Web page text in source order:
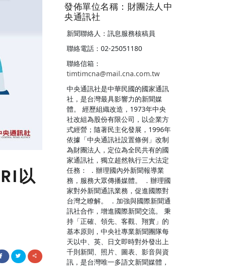
以
發佈單位名稱：財團法人中
央通訊社
新聞聯絡人：訊息服務核稿員
聯絡電話：02-25051180
聯絡信箱：
timtimcna@mail.cna.com.tw
中央通訊社是中華民國的國家通訊
社，是台灣最具影響力的新聞媒
體。 經歷組織改造，1973年中央
社改組為股份有限公司，以企業方
式經營；隨著民主化發展，1996年
依據「中央通訊社設置條例」改制
為財團法人，定位為全民共有的國
家通訊社，獨立超然執行三大法定
任務： ．辦理國內外新聞報導業
務，服務大眾傳播媒體。 ．辦理國
家對外新聞通訊業務，促進國際對
台灣之瞭解。 ．加強與國際新聞通
訊社合作，增進國際新聞交流。 秉
持「正確、領先、客觀、翔實」的
基本原則，中央社專業新聞團隊每
天以中、英、日文即時對外發出上
千則新聞、照片、圖表、影音與資
訊，是台灣唯一多語文新聞媒體，